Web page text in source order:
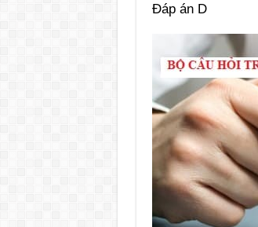
Đáp án D